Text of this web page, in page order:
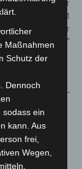
Schuljahr
23 beginnt mit
freiwilliger
Testphase“
startet
und
Maßnahmen
Schutz der
Dennoch
sodass ein
kann. Aus
frei,
Wegen,